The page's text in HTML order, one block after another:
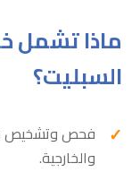
ماذا تشمل
السبليت؟
فحص وتشخيص
والخارجية.